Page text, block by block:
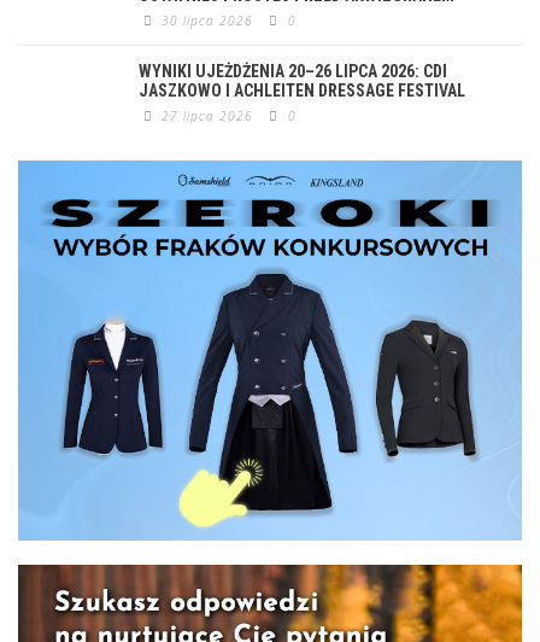
30 lipca 2026 0
WYNIKI UJEŻDŻENIA 20–26 LIPCA 2026: CDI
JASZKOWO I ACHLEITEN DRESSAGE FESTIVAL
27 lipca 2026 0